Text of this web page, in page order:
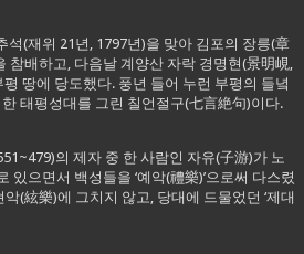
석(재위 21년, 1797년)을 맞아 김포의 장릉(章
참배하고, 다음날 계양산 자락 경명현(景明峴,
평 땅에 당도했다. 풍년 들어 누런 부평의 들녘
태평성대를 그린 칠언절구(七言絶句)이다.
의 제자 중 한 사람인 자유(子游)가 노
있으면서 백성들을 ‘예악(禮樂)’으로써 다스렸
(絃樂)에 그치지 않고, 당대에 드물었던 ‘제대